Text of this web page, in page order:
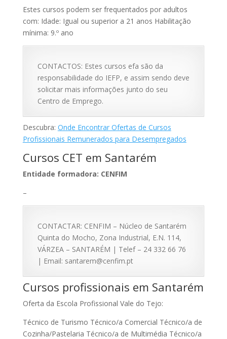
Estes cursos podem ser frequentados por adultos
com: Idade: Igual ou superior a 21 anos Habilitação
mínima: 9.º ano
CONTACTOS: Estes cursos efa são da
responsabilidade do IEFP, e assim sendo deve
solicitar mais informações junto do seu
Centro de Emprego.
Descubra: Onde Encontrar Ofertas de Cursos
Profissionais Remunerados para Desempregados
Cursos CET em Santarém
Entidade formadora: CENFIM
–
CONTACTAR: CENFIM – Núcleo de Santarém
Quinta do Mocho, Zona Industrial, E.N. 114,
VÁRZEA – SANTARÉM | Telef – 24 332 66 76
| Email: santarem@cenfim.pt
Cursos profissionais em Santarém
Oferta da Escola Profissional Vale do Tejo:
Técnico de Turismo Técnico/a Comercial Técnico/a de
Cozinha/Pastelaria Técnico/a de Multimédia Técnico/a